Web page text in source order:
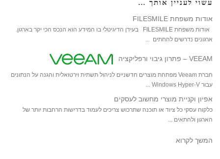
עשוי לעניין אותך …
אודות משפחת FILESMILE
אודות משפחת FILESMILE בעידן הדיגיטלי בו המידע הוא הנכס הכי יקר בארגון.
ארגונים נדרשים להחתים ...
VEEAM – פתרון גיבוי ורפליקציה
חברת Veeam מפתחת מוצרים חדשניים לניהול תשתית וירטואלית והגנה על הנתונים
עבור Windows Hyper-V ...
אפיון וקניית מוצרי מחשוב לעסקים
כלקוח עסקי כל ציוד או תוכנה שתרכוש צריכים לעמוד בדרישות הרחבות יותר של
הארגון ולהתאים ...
המשך לקרוא